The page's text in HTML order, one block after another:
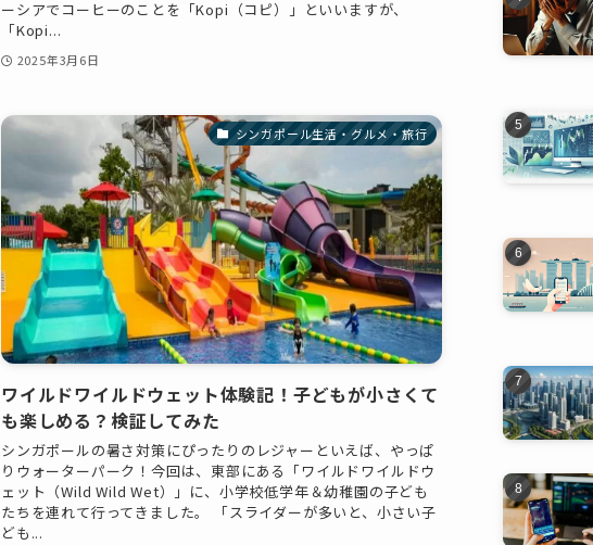
ーシアでコーヒーのことを「Kopi（コピ）」といいますが、
「Kopi...
2025年3月6日
シンガポール生活・グルメ・旅行
ワイルドワイルドウェット体験記！子どもが小さくて
も楽しめる？検証してみた
シンガポールの暑さ対策にぴったりのレジャーといえば、やっぱ
りウォーターパーク！今回は、東部にある「ワイルドワイルドウ
ェット（Wild Wild Wet）」に、小学校低学年＆幼稚園の子ども
たちを連れて行ってきました。 「スライダーが多いと、小さい子
ども...